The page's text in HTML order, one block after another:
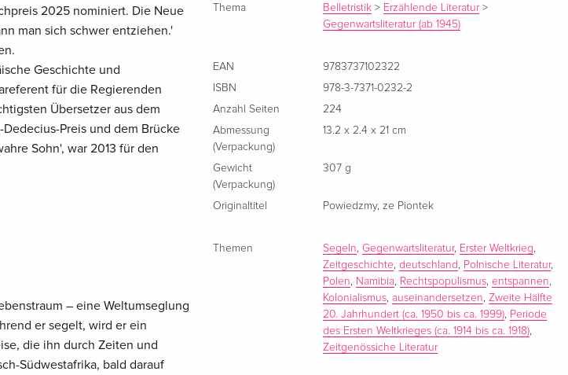
2025 nominiert. Die Neue
man sich schwer entziehen.'
Geschichte und
für die Regierenden
Übersetzer aus dem
Preis und dem Brücke
Sohn', war 2013 für den
– eine Weltumseglung
er segelt, wird er ein
die ihn durch Zeiten und
Südwestafrika, bald darauf
Thema
Belletristik > Erzählende Literatur>
Gegenwartsliteratur (ab 1945)
EAN
9783737102322
ISBN
978-3-7371-0232-2
Anzahl Seiten
224
Abmessung
(Verpackung)
13.2 x 2.4 x 21 cm
Gewicht
(Verpackung)
307 g
Originaltitel Powiedzmy, ze Piontek
Themen Segeln,Gegenwartsliteratur, Erster Weltkrieg,
Zeitgeschichte,deutschland , Polnische Literatur,
Polen, Namibia, Rechtspopulismus,entspannen,
Kolonialismus,auseinandersetzen,Zweite Hälfte
20. Jahrhundert (ca. 1950 bis ca. 1999), Periode
des Ersten Weltkrieges (ca. 1914 bis ca. 1918),
Zeitgenössiche Literatur